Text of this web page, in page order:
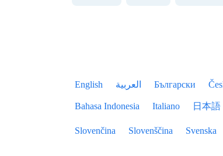
English العربية Български
Bahasa Indonesia Italiano 日本語
Slovenčina Slovenščina Svenska